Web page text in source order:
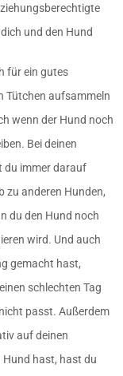
und den Hund
für ein gutes
Tütchen aufsammeln
wenn der Hund noch
Bei deinen
du immer darauf
zu anderen Hunden,
du den Hund noch
wird. Und auch
gemacht hast,
schlechten Tag
passt. Außerdem
auf deinen
Hund hast, hast du